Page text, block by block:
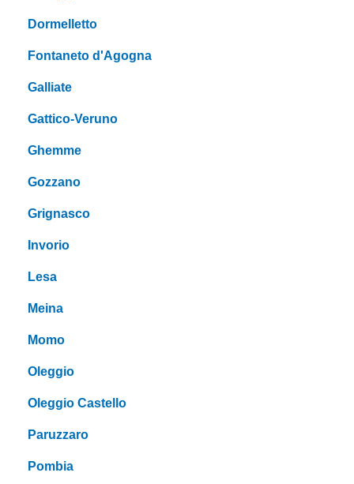
Dormelletto
Fontaneto d'Agogna
Galliate
Gattico-Veruno
Ghemme
Gozzano
Grignasco
Invorio
Lesa
Meina
Momo
Oleggio
Oleggio Castello
Paruzzaro
Pombia